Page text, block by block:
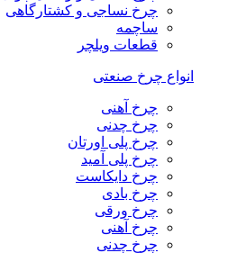
چرخ نساجی و کشتارگاهی
ساچمه
قطعات ویلچر
انواع چرخ صنعتی
چرخ آهنی
چرخ چدنی
چرخ پلی اورتان
چرخ پلی آمید
چرخ دایکاست
چرخ بادی
چرخ ورقی
چرخ آهنی
چرخ چدنی